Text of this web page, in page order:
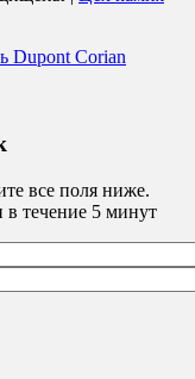
все поля ниже.
течение 5 минут